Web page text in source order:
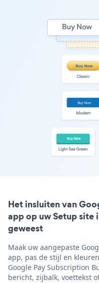
Het insluiten van
app op uw Setup site
geweest
Maak uw aangepaste
app, pas de stijl en
Google Pay Subscription
bericht, zijbalk, voettekst